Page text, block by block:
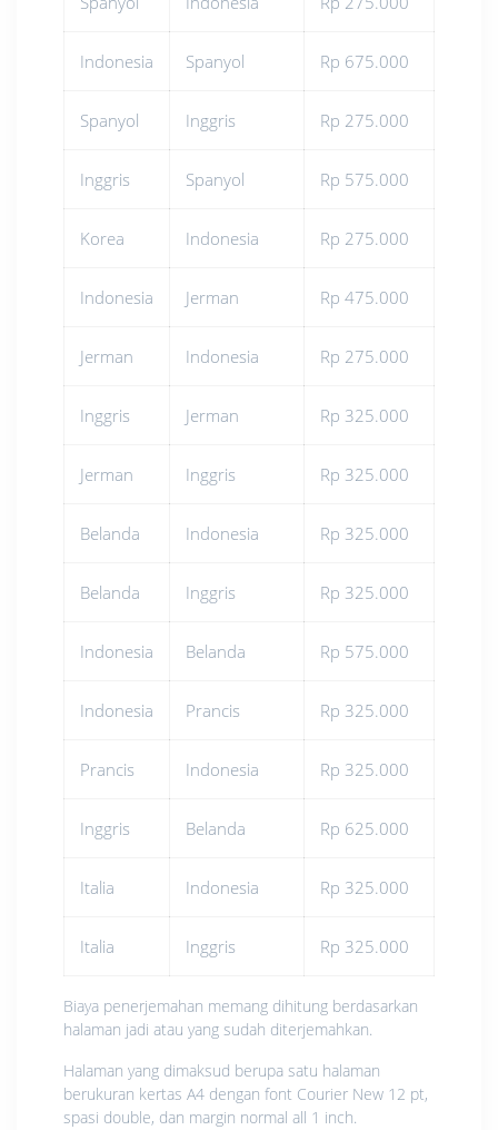
Indonesia Spanyol Rp 675.000
Spanyol Inggris Rp 275.000
Inggris Spanyol Rp 575.000
Korea Indonesia Rp 275.000
Indonesia Jerman Rp 475.000
Jerman Indonesia Rp 275.000
Inggris Jerman Rp 325.000
Jerman Inggris Rp 325.000
Belanda Indonesia Rp 325.000
Belanda Inggris Rp 325.000
Indonesia Belanda Rp 575.000
Indonesia Prancis Rp 325.000
Prancis Indonesia Rp 325.000
Inggris Belanda Rp 625.000
Italia Indonesia Rp 325.000
Italia Inggris Rp 325.000
Biaya penerjemahan memang dihitung berdasarkan
halaman jadi atau yang sudah diterjemahkan.
Halaman yang dimaksud berupa satu halaman
berukuran kertas A4 dengan font Courier New 12 pt,
spasi double, dan margin normal all 1 inch.